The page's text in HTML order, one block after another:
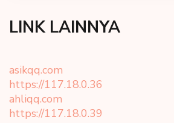
LINK LAINNYA
asikqq.com
https://117.18.0.36
ahliqq.com
https://117.18.0.39